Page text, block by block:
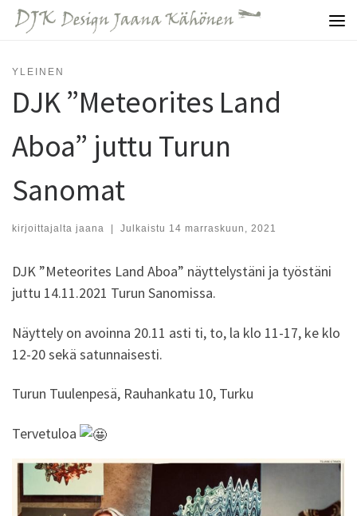
Skip to content
YLEINEN
DJK ”Meteorites Land
Aboa” juttu Turun
Sanomat
kirjoittajalta jaana Julkaistu 14 marraskuun, 2021
DJK ”Meteorites Land Aboa” näyttelystäni ja työstäni
juttu 14.11.2021 Turun Sanomissa.
Näyttely on avoinna 20.11 asti ti, to, la klo 11-17, ke klo
12-20 sekä satunnaisesti.
Turun Tuulenpesä, Rauhankatu 10, Turku
Tervetuloa